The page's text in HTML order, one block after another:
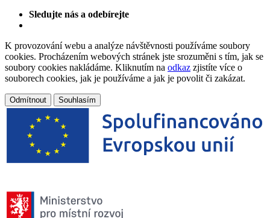
Sledujte nás a odebírejte
K provozování webu a analýze návštěvnosti používáme soubory
cookies. Procházením webových stránek jste srozuměni s tím, jak se
soubory cookies nakládáme. Kliknutím na odkaz zjistíte více o
souborech cookies, jak je používáme a jak je povolit či zakázat.
Odmítnout Souhlasím